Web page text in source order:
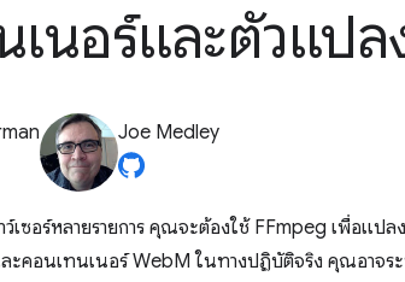
เนอร์และตัวแปล
Joe Medley
ว์เซอร์หลายรายการ คุณจะต้องใช้ FFmpeg เพื่อแปลง
ะคอนเทนเนอร์ WebM ในทางปฏิบัติจริง คุณอาจร